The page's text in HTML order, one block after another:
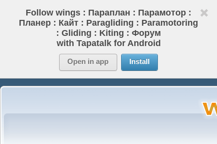
Follow wings : Параплан : Парамотор :
Планер : Кайт : Paragliding : Paramotoring
: Gliding : Kiting : Форум
with Tapatalk for Android
Open in app Install